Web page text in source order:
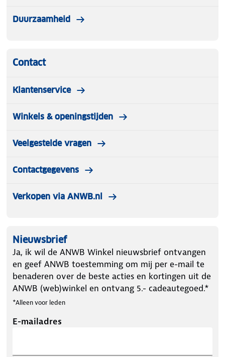
Duurzaamheid
Contact
Klantenservice
Winkels & openingstijden
Veelgestelde vragen
Contactgegevens
Verkopen via ANWB.nl
Nieuwsbrief
Ja, ik wil de ANWB Winkel nieuwsbrief ontvangen
en geef ANWB toestemming om mij per e-mail te
benaderen over de beste acties en kortingen uit de
ANWB (web)winkel en ontvang 5.- cadeautegoed.*
*Alleen voor leden
E-mailadres